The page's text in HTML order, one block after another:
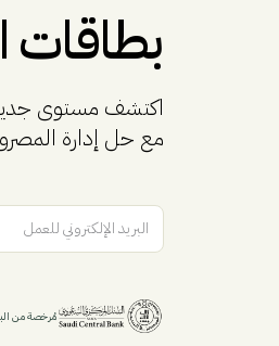
بطاقات
اكتشف مستوى
مع حل إدارة
البريد الإلكتروني للعمل
مُرخصة من